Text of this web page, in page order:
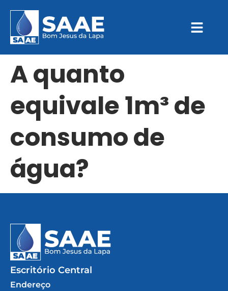
A quanto
equivale 1m³ de
consumo de
água?
Escritório Central
Endereço